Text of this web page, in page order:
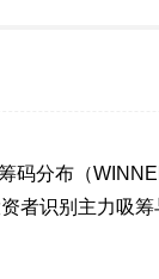
码分布（
者识别主力吸